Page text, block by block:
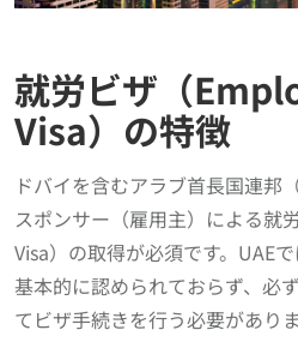
就労ビザ（
Visa）の特徴
ドバイを含むアラブ首長国連邦
スポンサー（雇用主）による
Visa）の取得が必須です。UAE
基本的に認められておらず、必
てビザ手続きを行う必要がありま